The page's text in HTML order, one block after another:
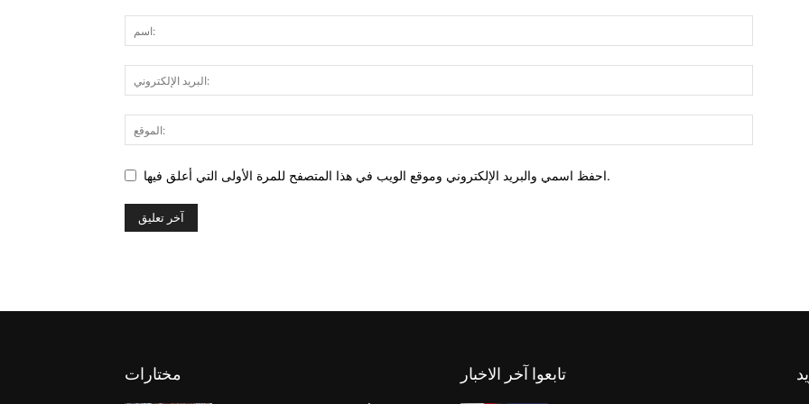
احفظ اسمي والبريد الإلكتروني وموقع الويب في هذا المتصفح للمرة الأولى التي أعلق فيها.
مختارات تابعوا آخر الاخبار